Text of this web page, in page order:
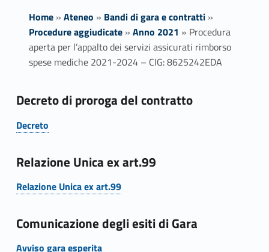
Home» Ateneo » Bandi di gara e contratti»
Procedure aggiudicate» Anno 2021 » Procedura
aperta per l’appalto dei servizi assicurati rimborso
spese mediche 2021-2024 – CIG: 8625242EDA
P
r
o
c
e
d
Decreto di proroga del contratto
Link identifier #identifier__7509-1
Decreto
Relazione Unica ex art.99
Link identifier #identifier__35099-2
Relazione Unica ex art.99
Comunicazione degli esiti di Gara
Avviso gara esperita